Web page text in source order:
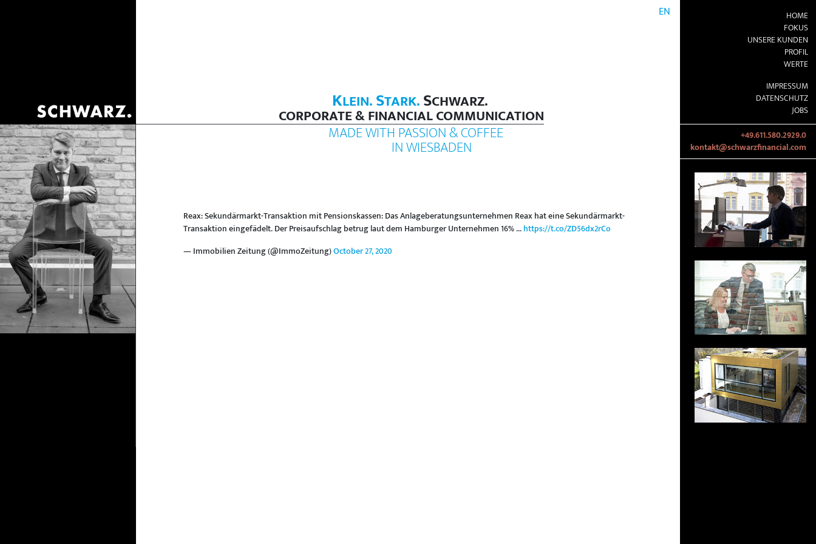
KLEIN.STARK.SCHWARZ.
CORPORATE & FINANCIAL COMMUNICATION
EN
HOME
FOKUS
UNSERE KUNDEN
PROFIL
WERTE
IMPRESSUM
DATENSCHUTZ
JOBS
MADE WITH PASSION & COFFEE
IN WIESBADEN
Reax: Sekundärmarkt-Transaktion mit Pensionskassen: Das Anlageberatungsunternehmen Reax hat eine Sekundärmarkt-
Transaktion eingefädelt. Der Preisaufschlag betrug laut dem Hamburger Unternehmen 16% ...https://t.co/ZD56dx2rCo
— Immobilien Zeitung (@ImmoZeitung)October 27, 2020
+49.611.580.2929.0
kontakt@schwarzfinancial.com